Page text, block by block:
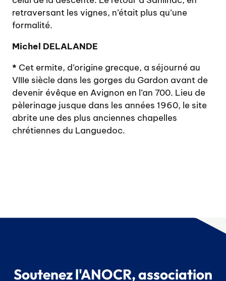
retraversant les vignes, n’était plus qu’une
formalité.
Michel DELALANDE
* Cet ermite, d’origine grecque, a séjourné au
VIIIe siècle dans les gorges du Gardon avant de
devenir évêque en Avignon en l’an 700. Lieu de
pèlerinage jusque dans les années 1960, le site
abrite une des plus anciennes chapelles
chrétiennes du Languedoc.
Soutenez l'ANOCR, association